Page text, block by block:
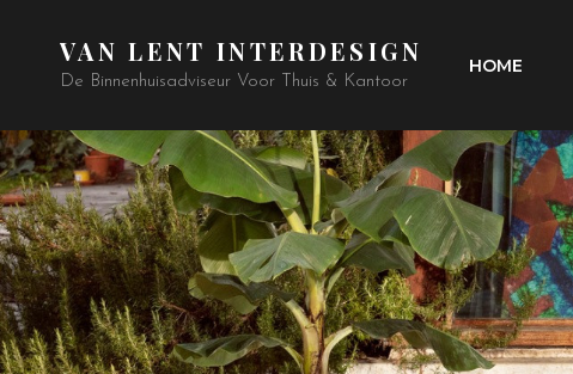
VAN LENT INTERDESIGN
De Binnenhuisadviseur Voor Thuis & Kantoor
HOME